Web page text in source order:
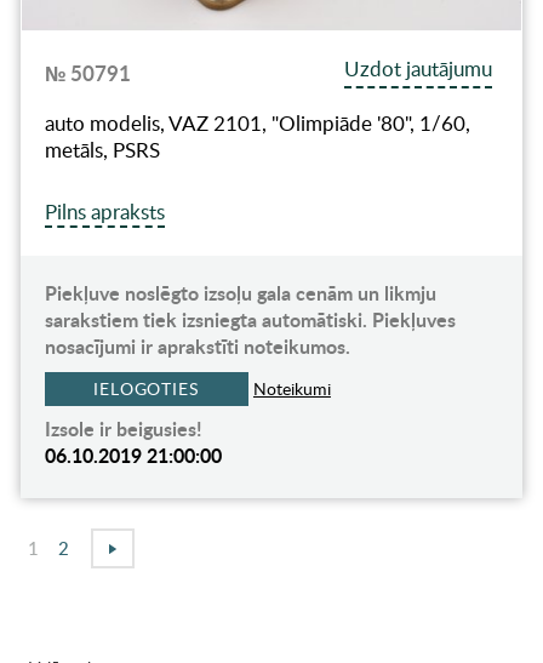
№ 50791
Uzdot jautājumu
auto modelis, VAZ 2101, "Olimpiāde '80", 1/60,
metāls, PSRS
Pilns apraksts
Piekļuve noslēgto izsoļu gala cenām un likmju
sarakstiem tiek izsniegta automātiski. Piekļuves
nosacījumi ir aprakstīti noteikumos.
IELOGOTIES Noteikumi
Izsole ir beigusies!
06.10.2019 21:00:00
1 2